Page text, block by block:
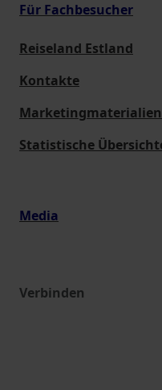
Für Fachbesucher
Reiseland Estland
Kontakte
Marketingmaterialien
Statistische
Media
Verbinden